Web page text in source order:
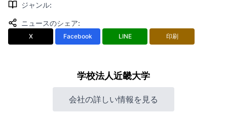
ジャンル:
ニュースのシェア:
X Facebook LINE 印刷
学校法人近畿大学
会社の詳しい情報を見る